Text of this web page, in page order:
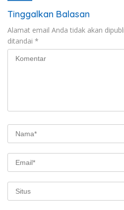
Tinggalkan Balasan
Alamat email Anda tidak akan
ditandai *